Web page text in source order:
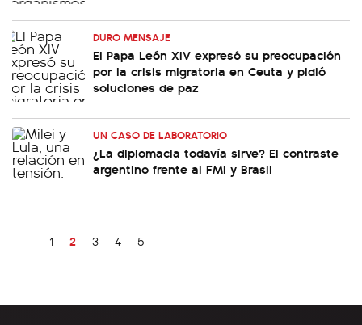
DURO MENSAJE
El Papa León XIV expresó su preocupación
por la crisis migratoria en Ceuta y pidió
soluciones de paz
UN CASO DE LABORATORIO
¿La diplomacia todavía sirve? El contraste
argentino frente al FMI y Brasil
1 2 3 4 5